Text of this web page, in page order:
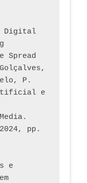
Digital
Spread
P.
e
pp.
e